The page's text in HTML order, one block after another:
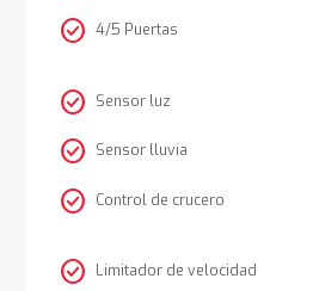
check_circle 4/5 Puertas
check_circle Sensor luz
check_circle Sensor lluvia
check_circle Control de crucero
check_circle Limitador de velocidad